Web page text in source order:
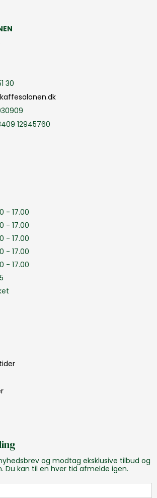
30
12945760
- 17.00
- 17.00
- 17.00
- 17.00
- 17.00
og modtag eksklusive tilbud og
Du kan til en hver tid afmelde igen.